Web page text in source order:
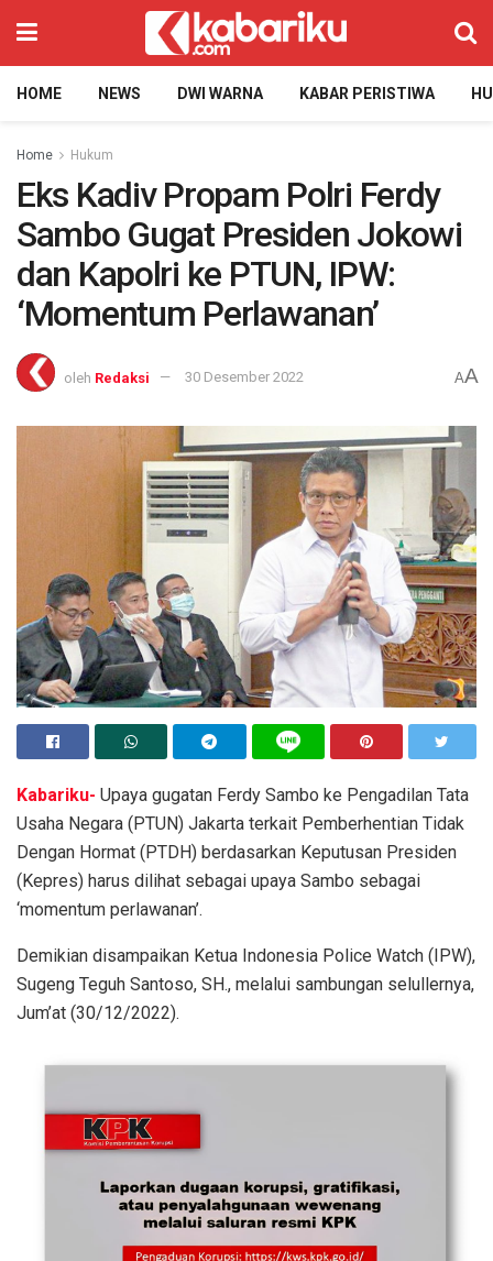
HOME NEWS DWI WARNA KABAR PERISTIWA
Home Hukum
Eks Kadiv Propam Polri Ferdy
Sambo Gugat Presiden Jokowi
dan Kapolri ke PTUN, IPW:
‘Momentum Perlawanan’
oleh Redaksi 30 Desember 2022 AA
Kabariku- Upaya gugatan Ferdy Sambo ke Pengadilan Tata
Usaha Negara (PTUN) Jakarta terkait Pemberhentian Tidak
Dengan Hormat (PTDH) berdasarkan Keputusan Presiden
(Kepres) harus dilihat sebagai upaya Sambo sebagai
‘momentum perlawanan’.
Demikian disampaikan Ketua Indonesia Police Watch (IPW),
Sugeng Teguh Santoso, SH., melalui sambungan selullernya,
Jum’at (30/12/2022).